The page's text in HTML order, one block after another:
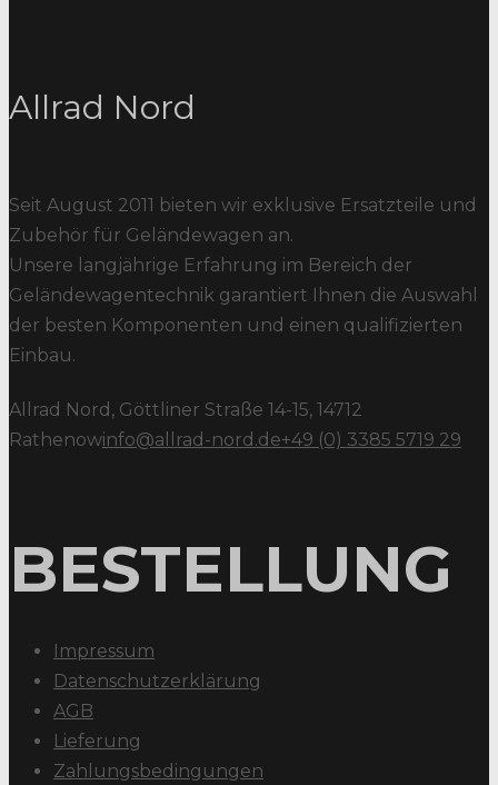
Allrad Nord
Seit August 2011 bieten wir exklusive Ersatzteile und
Zubehör für Geländewagen an.
Unsere langjährige Erfahrung im Bereich der
Geländewagentechnik garantiert Ihnen die Auswahl
der besten Komponenten und einen qualifizierten
Einbau.
Allrad Nord, Göttliner Straße 14-15, 14712
Rathenowinfo@allrad-nord.de+49 (0) 3385 5719 29
BESTELLUNG
Impressum
Datenschutzerklärung
AGB
Lieferung
Zahlungsbedingungen